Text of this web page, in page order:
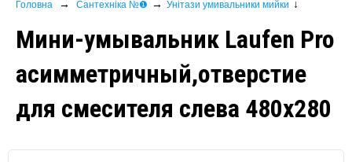
Головна → Сантехніка №❶ → Унітази умивальники мийки ↓
Мини-умывальник Laufen Pro
асимметричный,отверстие
для смесителя слева 480х280